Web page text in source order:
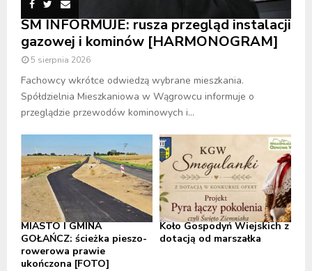
SM INFORMUJE: rusza przegląd instalacji
gazowej i kominów [HARMONOGRAM]
5 sierpnia 2026
Fachowcy wkrótce odwiedzą wybrane mieszkania.
Spółdzielnia Mieszkaniowa w Wągrowcu informuje o
przeglądzie przewodów kominowych i...
MIASTO I GMINA
GOŁAŃCZ: ścieżka pieszo-
rowerowa prawie
ukończona [FOTO]
Koło Gospodyń Wiejskich z
dotacją od marszałka